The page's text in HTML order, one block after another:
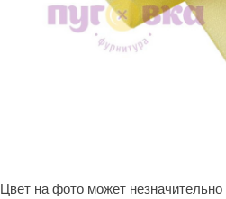
Цвет на фото может незначительно